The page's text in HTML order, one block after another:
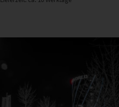
Dieses Produkt weist mehrere Varianten auf. Die Optionen können auf der Produktseite gewählt werden